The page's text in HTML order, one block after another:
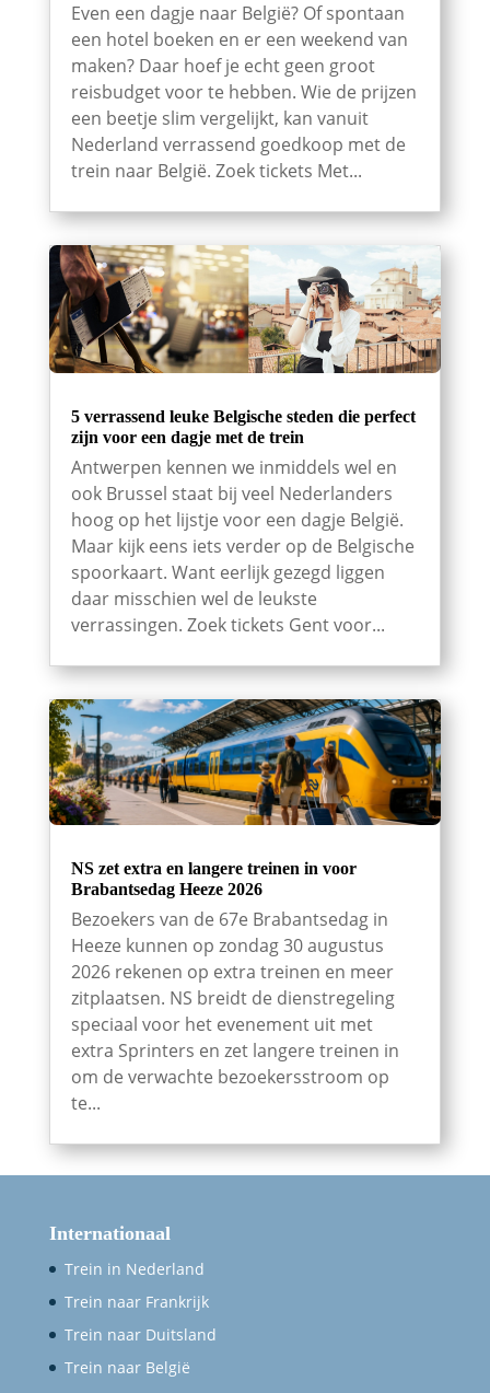
Even een dagje naar België? Of spontaan
een hotel boeken en er een weekend van
maken? Daar hoef je echt geen groot
reisbudget voor te hebben. Wie de prijzen
een beetje slim vergelijkt, kan vanuit
Nederland verrassend goedkoop met de
trein naar België. Zoek tickets Met...
5 verrassend leuke Belgische steden die perfect
zijn voor een dagje met de trein
Antwerpen kennen we inmiddels wel en
ook Brussel staat bij veel Nederlanders
hoog op het lijstje voor een dagje België.
Maar kijk eens iets verder op de Belgische
spoorkaart. Want eerlijk gezegd liggen
daar misschien wel de leukste
verrassingen. Zoek tickets Gent voor...
NS zet extra en langere treinen in voor
Brabantsedag Heeze 2026
Bezoekers van de 67e Brabantsedag in
Heeze kunnen op zondag 30 augustus
2026 rekenen op extra treinen en meer
zitplaatsen. NS breidt de dienstregeling
speciaal voor het evenement uit met
extra Sprinters en zet langere treinen in
om de verwachte bezoekersstroom op
te...
Internationaal
Trein in Nederland
Trein naar Frankrijk
Trein naar Duitsland
Trein naar België